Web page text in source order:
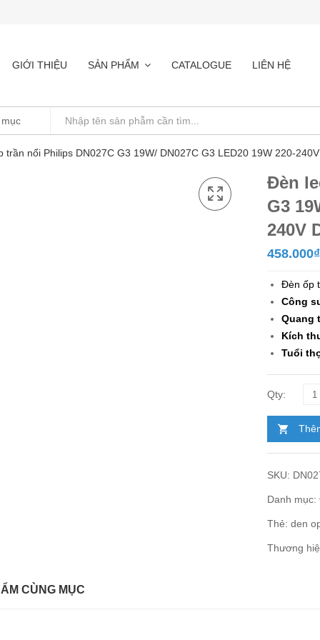
GIỚI THIỆU SẢN PHẨM CATALOGUE LIÊN HỆ
trần nổi Philips DN027C G3 19W/ DN027C G3 LED20 19W 220-
Đèn
G3
240V
458.000₫
Đèn ốp
Công
Quang
Kích
Tuổi
SKU:
Danh mục:
Thẻ: den
Thương
CÙNG MỤC